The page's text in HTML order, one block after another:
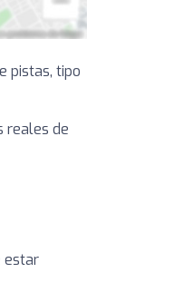
pistas, tipo
reales de
estar